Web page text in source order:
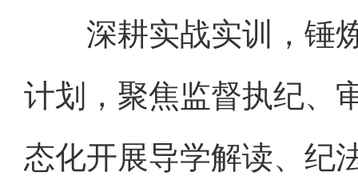
深耕实战实训，锤炼
计划，聚焦监督执纪、
态化开展导学解读、纪